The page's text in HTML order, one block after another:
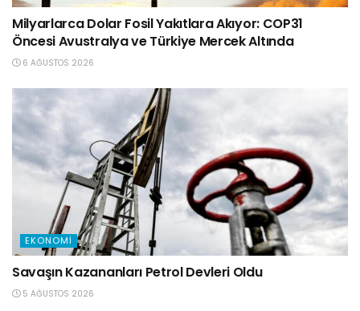
Milyarlarca Dolar Fosil Yakıtlara Akıyor: COP31
Öncesi Avustralya ve Türkiye Mercek Altında
6 AĞUSTOS 2026
EKONOMI
Savaşın Kazananları Petrol Devleri Oldu
5 AĞUSTOS 2026